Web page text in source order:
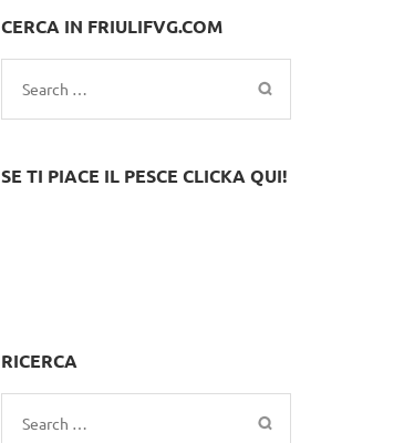
CERCA IN FRIULIFVG.COM
Search
for:
SE TI PIACE IL PESCE CLICKA QUI!
RICERCA
Search